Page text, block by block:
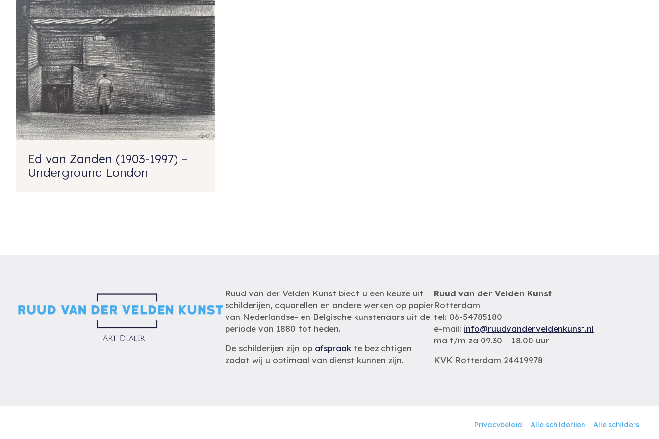
Ed van Zanden (1903-1997) –
Underground London
Ruud van der Velden Kunst biedt u een keuze uit
schilderijen, aquarellen en andere werken op papier
van Nederlandse- en Belgische kunstenaars uit de
periode van 1880 tot heden.
De schilderijen zijn op afspraakte bezichtigen
zodat wij u optimaal van dienst kunnen zijn.
Ruud van der Velden Kunst
Rotterdam
tel: 06-54785180
e-mail: info@ruudvanderveldenkunst.nl
ma t/m za 09.30 – 18.00 uur
KVK Rotterdam 24419978
Privacybeleid Alle schilderijen Alle schilders